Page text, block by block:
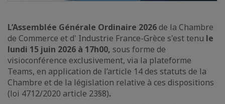
L’Assemblée Générale Ordinaire 2026de la Chambre
de Commerce et d' Industrie France-Grèce s'est tenu le
lundi 15 juin 2026 à 17h00, sous forme de
visioconférence exclusivement, via la plateforme
Teams, en application de l’article 14 des statuts de la
Chambre et de la législation relative à ces dispositions
(loi 4712/2020 article 23§8).